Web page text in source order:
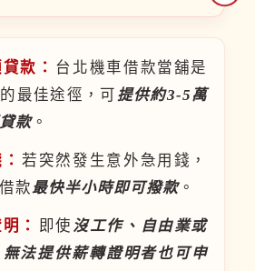
款： 台北機車借款當舖是
最佳途徑，可提供約3-5萬
款。
若突然發生意外急用錢，
款最快半小時即可撥款。
： 即使 沒工作、自由業或
無法提供薪轉證明者也可申